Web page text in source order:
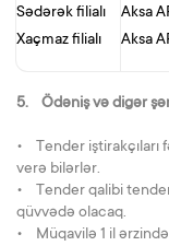
Sədərək filialı
Aksa
Xaçmaz filialı
Aksa
5. Ödəniş və digər
• Tender iştirakçıları
verə bilərlər.
• Tender qalibi
qüvvədə olacaq.
• Müqavilə 1 il